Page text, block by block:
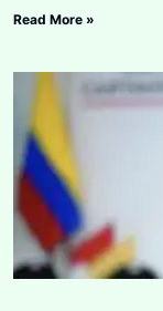
Read More »